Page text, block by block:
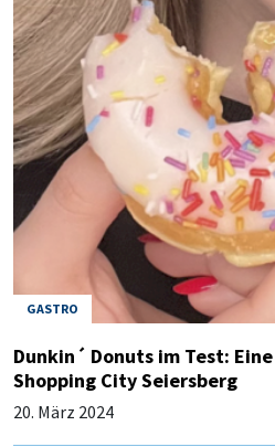
GASTRO
Dunkin´ Donuts im Test:
Shopping City Seiersberg
20. März 2024